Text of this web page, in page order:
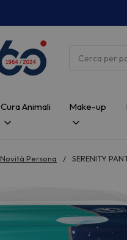
Cura Animali Make-up
Novità Persona SERENITY